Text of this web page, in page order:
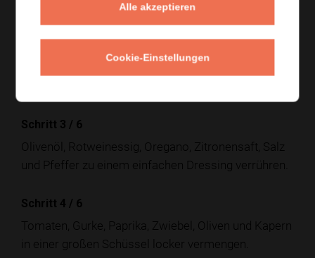
Schritt 2/6
Den Feta in grobe Stücke brechen oder als Stück auf
Schritt 3 / 6
Olivenöl, Rotweinessig, Oregano, Zitronensaft, Salz
und Pfeffer zu einem einfachen Dressing verrühren.
Schritt 4 / 6
Tomaten, Gurke, Paprika, Zwiebel, Oliven und Kapern
in einer großen Schüssel locker vermengen.
Alle akzeptieren
Cookie-Einstellungen